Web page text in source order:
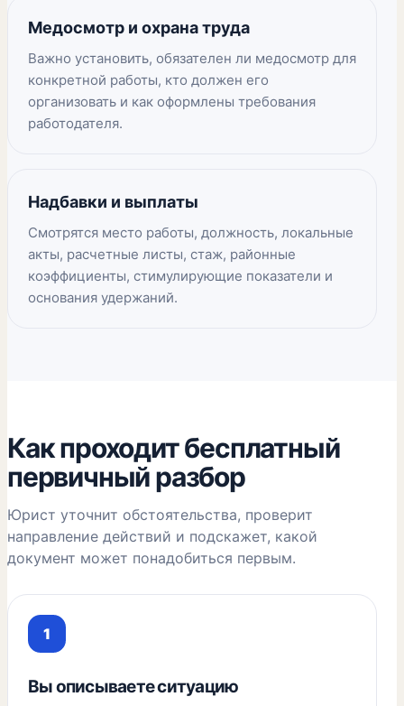
Медосмотр и охрана труда
Важно установить, обязателен ли медосмотр для
конкретной работы, кто должен его
организовать и как оформлены требования
работодателя.
Надбавки и выплаты
Смотрятся место работы, должность, локальные
акты, расчетные листы, стаж, районные
коэффициенты, стимулирующие показатели и
основания удержаний.
Как проходит бесплатный
первичный разбор
Юрист уточнит обстоятельства, проверит
направление действий и подскажет, какой
документ может понадобиться первым.
Вы описываете ситуацию